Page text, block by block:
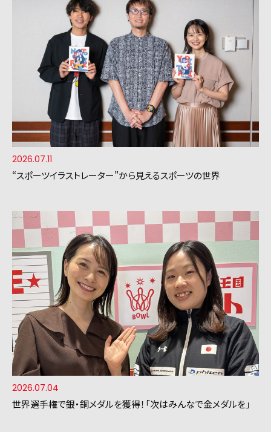
2026.07.11
“スポーツイラストレーター”から見えるスポーツの世界
2026.07.04
世界選手権で銀・銅メダルを獲得！「次はみんなで金メダルを」